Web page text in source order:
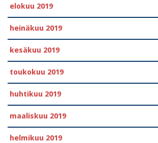
elokuu 2019
heinäkuu 2019
kesäkuu 2019
toukokuu 2019
huhtikuu 2019
maaliskuu 2019
helmikuu 2019